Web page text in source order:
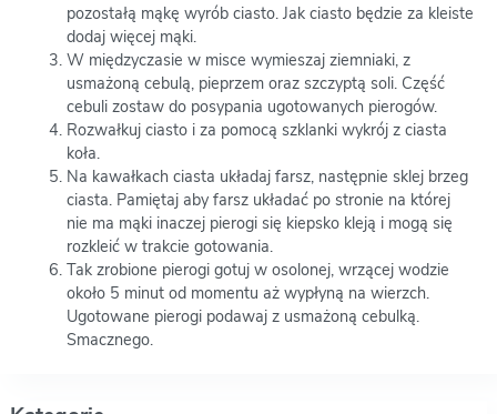
pozostałą mąkę wyrób ciasto. Jak ciasto będzie za kleiste
dodaj więcej mąki.
W międzyczasie w misce wymieszaj ziemniaki, z
usmażoną cebulą, pieprzem oraz szczyptą soli. Część
cebuli zostaw do posypania ugotowanych pierogów.
Rozwałkuj ciasto i za pomocą szklanki wykrój z ciasta
koła.
Na kawałkach ciasta układaj farsz, następnie sklej brzeg
ciasta. Pamiętaj aby farsz układać po stronie na której
nie ma mąki inaczej pierogi się kiepsko kleją i mogą się
rozkleić w trakcie gotowania.
Tak zrobione pierogi gotuj w osolonej, wrzącej wodzie
około 5 minut od momentu aż wypłyną na wierzch.
Ugotowane pierogi podawaj z usmażoną cebulką.
Smacznego.